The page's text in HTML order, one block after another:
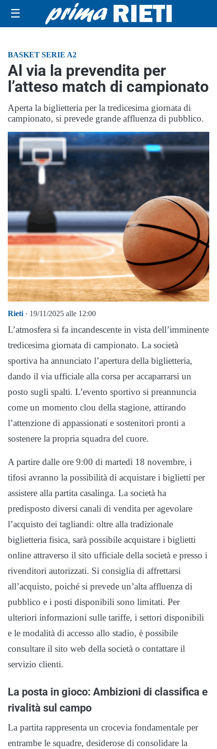
☰
BASKET SERIE A2
Al via la prevendita per
l’atteso match di campionato
Aperta la biglietteria per la tredicesima giornata di
campionato, si prevede grande affluenza di pubblico.
Rieti · 19/11/2025 alle 12:00
L’atmosfera si fa incandescente in vista dell’imminente
tredicesima giornata di campionato. La società
sportiva ha annunciato l’apertura della biglietteria,
dando il via ufficiale alla corsa per accaparrarsi un
posto sugli spalti. L’evento sportivo si preannuncia
come un momento clou della stagione, attirando
l’attenzione di appassionati e sostenitori pronti a
sostenere la propria squadra del cuore.
A partire dalle ore 9:00 di martedì 18 novembre, i
tifosi avranno la possibilità di acquistare i biglietti per
assistere alla partita casalinga. La società ha
predisposto diversi canali di vendita per agevolare
l’acquisto dei tagliandi: oltre alla tradizionale
biglietteria fisica, sarà possibile acquistare i biglietti
online attraverso il sito ufficiale della società e presso i
rivenditori autorizzati. Si consiglia di affrettarsi
all’acquisto, poiché si prevede un’alta affluenza di
pubblico e i posti disponibili sono limitati. Per
ulteriori informazioni sulle tariffe, i settori disponibili
e le modalità di accesso allo stadio, è possibile
consultare il sito web della società o contattare il
servizio clienti.
La posta in gioco: Ambizioni di classifica e
rivalità sul campo
La partita rappresenta un crocevia fondamentale per
entrambe le squadre, desiderose di consolidare la